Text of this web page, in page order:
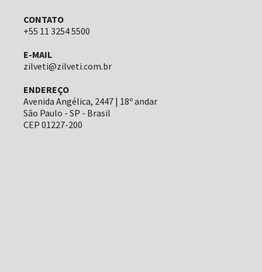
CONTATO
+55 11 3254 5500
E-MAIL
zilveti@zilveti.com.br
ENDEREÇO
Avenida Angélica, 2447 | 18º andar
São Paulo - SP - Brasil
CEP 01227-200